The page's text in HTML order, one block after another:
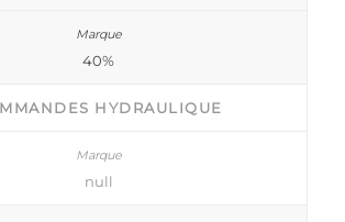
40%
HYDRAULIQUE
null